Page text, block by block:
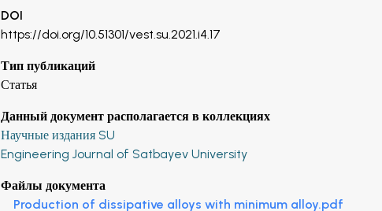
DOI
https://doi.org/10.51301/vest.su.2021.i4.17
Тип публикаций
Статья
Данный документ располагается в коллекциях
Научные издания SU
Engineering Journal of Satbayev University
Файлы документа
Production of dissipative alloys with minimum alloy.pdf